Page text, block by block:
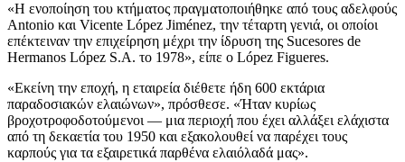
«Η ενοποίηση του κτήματος πραγματοποιήθηκε από τους αδελφούς
Antonio και Vicente López Jiménez, την τέταρτη γενιά, οι οποίοι
επέκτειναν την επιχείρηση μέχρι την ίδρυση της Sucesores de
Hermanos López S.A. το 1978», είπε ο López Figueres.
«Εκείνη την εποχή, η εταιρεία διέθετε ήδη 600 εκτάρια
παραδοσιακών ελαιώνων», πρόσθεσε. «Ήταν κυρίως
βροχοτροφοδοτούμενοι — μια περιοχή που έχει αλλάξει ελάχιστα
από τη δεκαετία του 1950 και εξακολουθεί να παρέχει τους
καρπούς για τα εξαιρετικά παρθένα ελαιόλαδά μας».